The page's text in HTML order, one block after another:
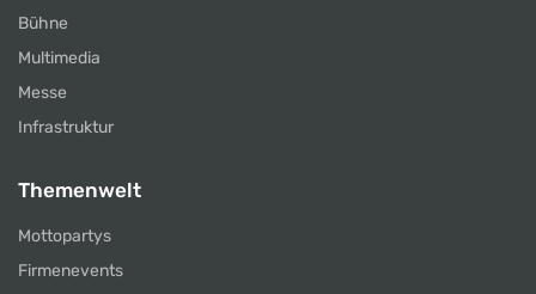
Bühne
Multimedia
Messe
Infrastruktur
Themenwelt
Mottopartys
Firmenevents